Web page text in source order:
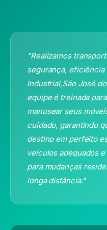
"Realizamos
segurança, eficiência
Industrial,São José
equipe é treinada
manusear seus
cuidado, garantindo
destino em perfeito
veículos adequados
para mudanças
longa distância."